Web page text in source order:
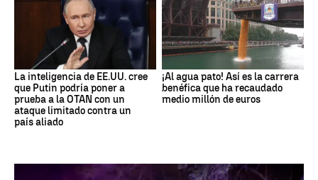
La inteligencia de EE.UU. cree
que Putin podría poner a
prueba a la OTAN con un
ataque limitado contra un
país aliado
¡Al agua pato! Así es la carrera
benéfica que ha recaudado
medio millón de euros